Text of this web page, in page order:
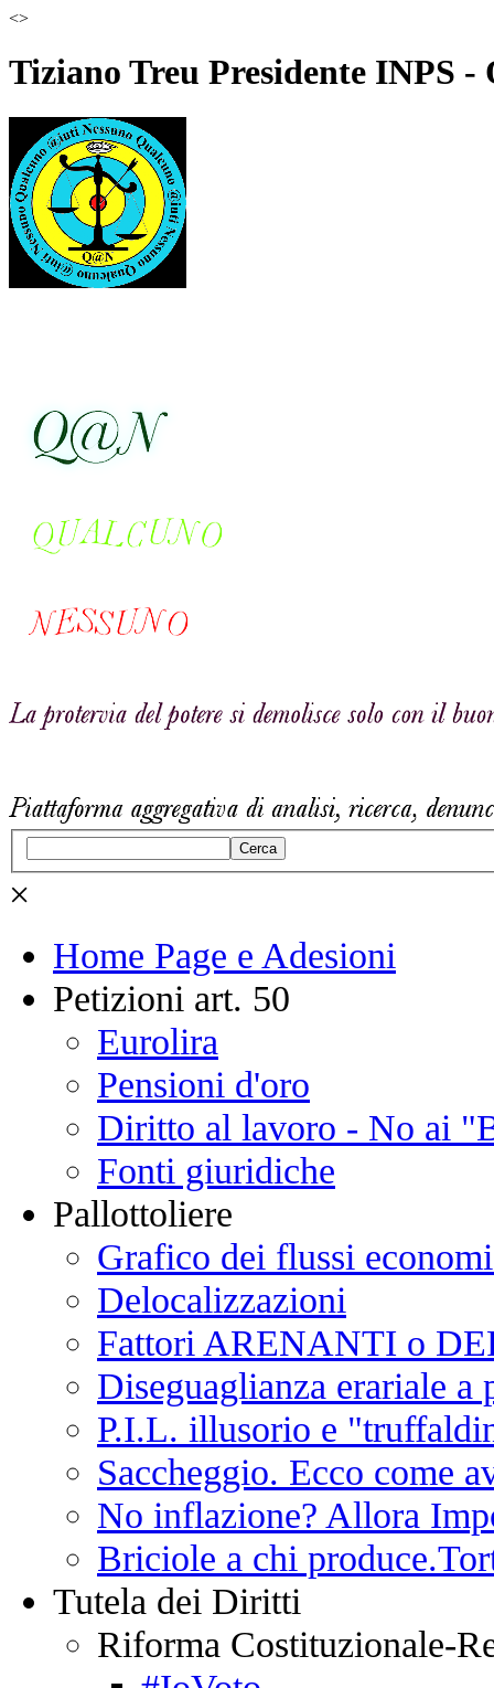
<>
Tiziano Treu Presidente INPS -
Cerca
×
Home Page e Adesioni
Petizioni art. 50
Eurolira
Pensioni d'oro
Diritto al lavoro - No ai
Fonti giuridiche
Pallottoliere
Grafico dei flussi
Delocalizzazioni
Fattori ARENANTI o
Diseguaglianza erariale
P.I.L. illusorio e
Saccheggio. Ecco come
No inflazione? Allora
Briciole a chi
Tutela dei Diritti
Riforma Costituzionale-